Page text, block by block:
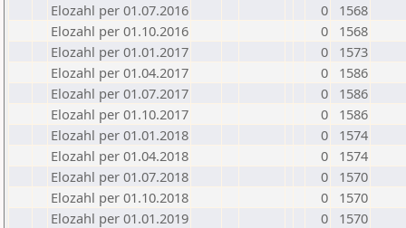
Elozahl per 01.07.2016
0
1568
Elozahl per 01.10.2016
0
1568
Elozahl per 01.01.2017
0
1573
Elozahl per 01.04.2017
0
1586
Elozahl per 01.07.2017
0
1586
Elozahl per 01.10.2017
0
1586
Elozahl per 01.01.2018
0
1574
Elozahl per 01.04.2018
0
1574
Elozahl per 01.07.2018
0
1570
Elozahl per 01.10.2018
0
1570
Elozahl per 01.01.2019
0
1570